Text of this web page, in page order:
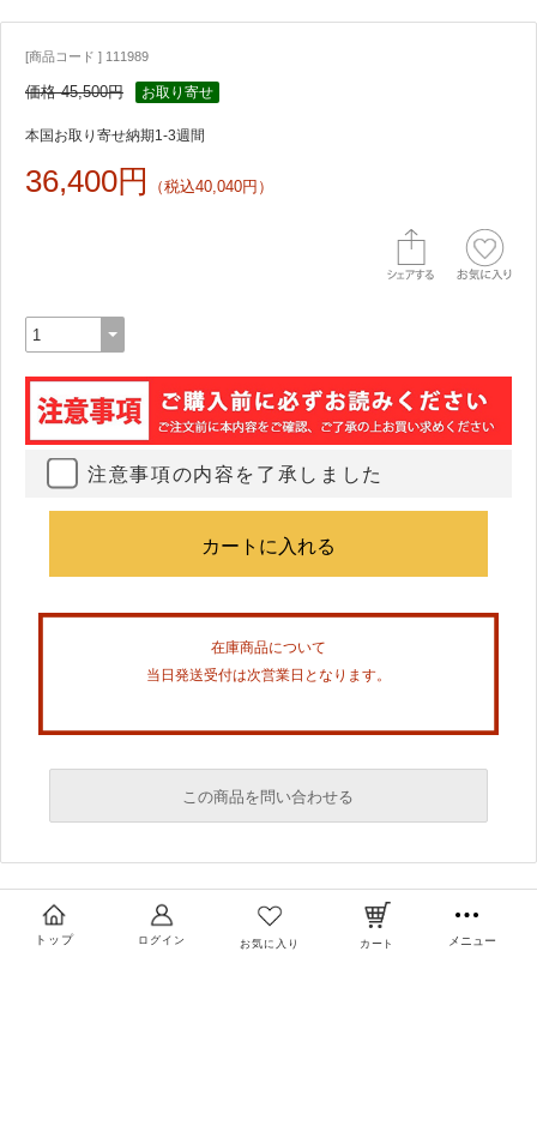
[商品コード ] 111989
価格 45,500円 お取り寄せ
本国お取り寄せ納期1-3週間
36,400円 （税込40,040円）
注意事項の内容を了承しました
在庫商品について
当日発送受付は次営業日となります。
この商品を問い合わせる
トップ ログイン お気に入り カート メニュー